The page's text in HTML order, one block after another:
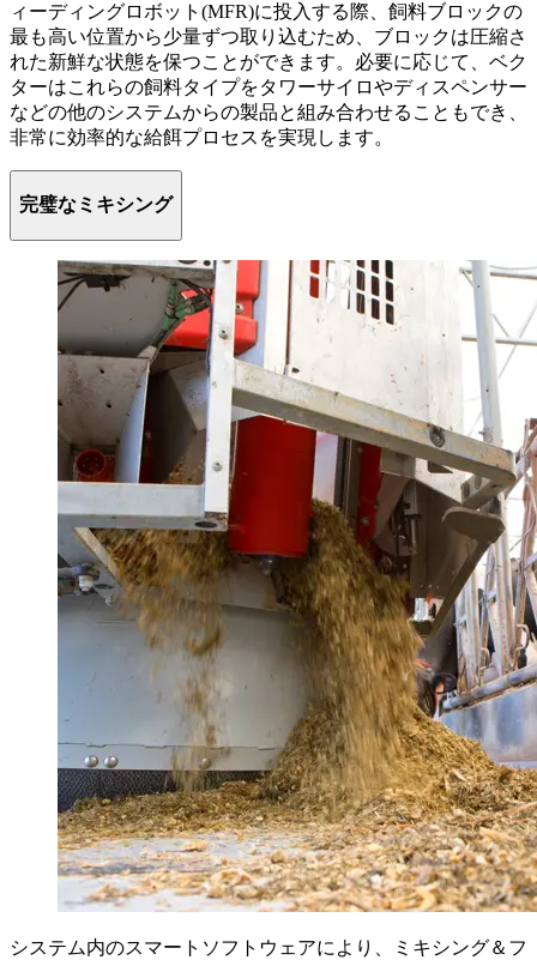
ィーディングロボット(MFR)に投入する際、飼料ブロックの
最も高い位置から少量ずつ取り込むため、ブロックは圧縮さ
れた新鮮な状態を保つことができます。必要に応じて、ベク
ターはこれらの飼料タイプをタワーサイロやディスペンサー
などの他のシステムからの製品と組み合わせることもでき、
非常に効率的な給餌プロセスを実現します。
完璧なミキシング
システム内のスマートソフトウェアにより、ミキシング＆フ